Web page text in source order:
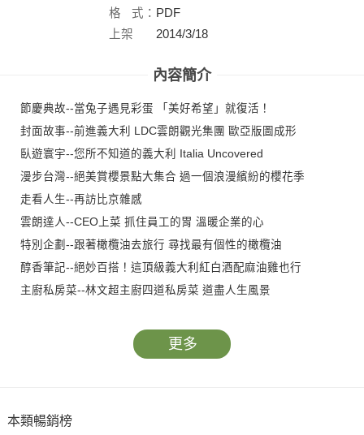
格
式： PDF
上架
2014/3/18
內容簡介
節慶典故--當兔子遇見彩蛋 「美好希望」就復活！
封面故事--前進義大利 LDC雲朗觀光集團 歐亞版圖成形
臥遊寰宇--您所不知道的義大利 Italia Uncovered
漫步台灣--絕美賞櫻景點大集合 過一個浪漫繽紛的櫻花季
走看人生--再訪比京雜感
雲朗達人--CEO上菜 抓住員工的胃 溫暖企業的心
特別企劃--跟著橄欖油去旅行 尋找最有個性的橄欖油
醇香筆記--絕妙百搭！這頂級義大利紅白酒配麻油雞也行
主廚私房菜--林文超主廚四道私房菜 道盡人生風景
更多
本類暢銷榜